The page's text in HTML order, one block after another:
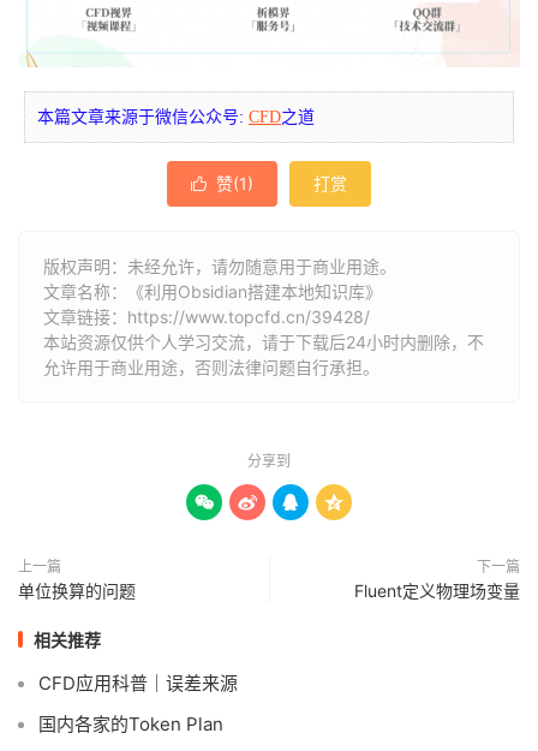
本篇文章来源于微信公众号: CFD之道
 赞(1) 打赏
版权声明：未经允许，请勿随意用于商业用途。
文章名称：《利用Obsidian搭建本地知识库》
文章链接： https://www.topcfd.cn/39428/
本站资源仅供个人学习交流，请于下载后24小时内删除，不
允许用于商业用途，否则法律问题自行承担。
分享到
   
上一篇
单位换算的问题
下一篇
Fluent定义物理场变量
相关推荐
CFD应用科普｜误差来源
国内各家的Token Plan